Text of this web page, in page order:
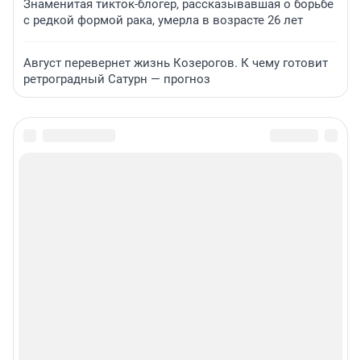
Знаменитая тикток-блогер, рассказывавшая о борьбе
с редкой формой рака, умерла в возрасте 26 лет
Август перевернет жизнь Козерогов. К чему готовит
ретроградный Сатурн — прогноз